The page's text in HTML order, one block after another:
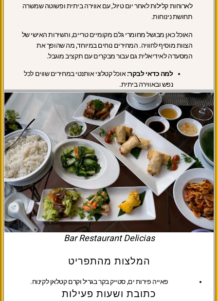
לארוחות קלילות לאחר יום טיול, עם אווירה ביתית ופשוטה שמשרה
תחושת נינוחות.
האוכל כאן מבושל מחומרי גלם מקומיים טריים, והשירות האישי של
הצוות מוסיף לחוויה. המחירים נוחים במיוחד, מה שהופך את
המסעדה לאידיאלית גם עבור מבקרים עם תקציב מוגבל.
למה כדאי לבקר:אוכל קטלוני אותנטי במחירים שווים לכל
נפש ובאווירה ביתית.
Bar Restaurant Delicias
המלצות מהתפריט
פאייה פירות ים, סטייק בקר בגריל וקרם קטלאן לקינוח.
כתובת ושעות פעילות